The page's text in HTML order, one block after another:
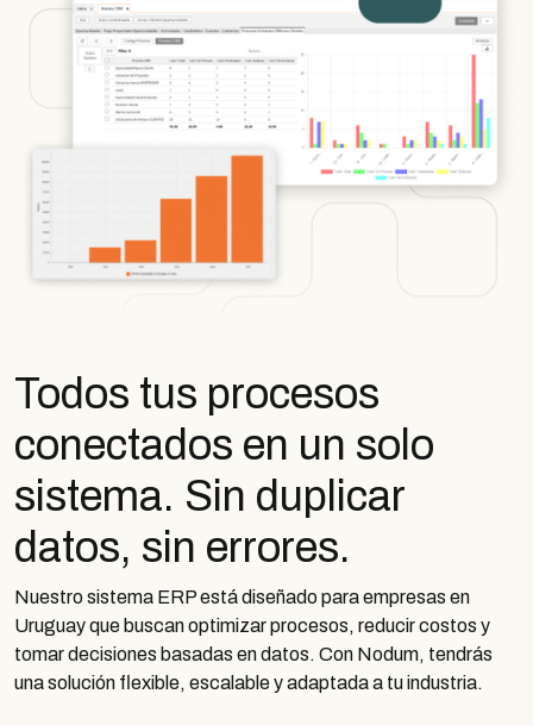
Todos tus procesos
conectados en un solo
sistema. Sin duplicar
datos, sin errores.
Nuestro sistema ERP está diseñado para empresas en
Uruguay que buscan optimizar procesos, reducir costos y
tomar decisiones basadas en datos. Con Nodum, tendrás
una solución flexible, escalable y adaptada a tu industria.